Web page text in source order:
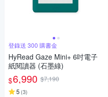
登錄送 300 購書金
HyRead Gaze Mini+ 6吋電子
紙閱讀器 (石墨綠)
$6,990 $7,190
5 (3)